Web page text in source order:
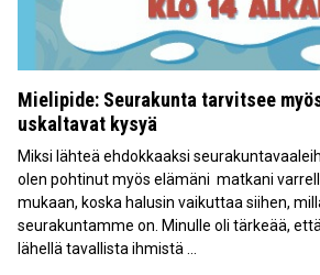
Mielipide: Seurakunta tarvitsee
uskaltavat kysyä
Miksi lähteä ehdokkaaksi
olen pohtinut myös elämäni matkani
mukaan, koska halusin vaikuttaa siihen,
seurakuntamme on. Minulle oli tärkeää,
lähellä tavallista ihmistä ...